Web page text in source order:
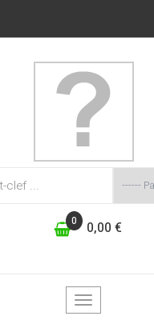
0,00 €
0
Basculer